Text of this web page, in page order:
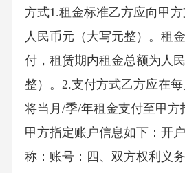
方式1.租金标准乙方应向甲
人民币元（大写元整）。租
付，租赁期内租金总额为人
整）。2.支付方式乙方应在每
将当月/季/年租金支付至甲方
甲方指定账户信息如下：开
称：账号：四、双方权利义